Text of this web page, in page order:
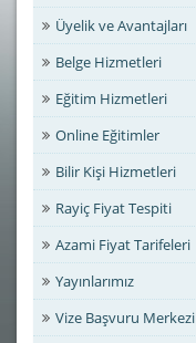
Üyelik ve Avantajları
Belge Hizmetleri
Eğitim Hizmetleri
Online Eğitimler
Bilir Kişi Hizmetleri
Rayiç Fiyat Tespiti
Azami Fiyat Tarifeleri
Yayınlarımız
Vize Başvuru Merkezi